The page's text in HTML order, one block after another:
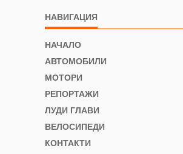
НАВИГАЦИЯ
НАЧАЛО
АВТОМОБИЛИ
МОТОРИ
РЕПОРТАЖИ
ЛУДИ ГЛАВИ
ВЕЛОСИПЕДИ
КОНТАКТИ